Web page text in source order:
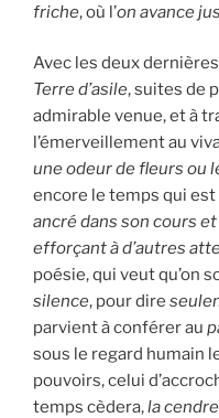
friche, où l’on avance
Avec les deux
Terre d’asile, suites de
admirable venue, et à
l’émerveillement au
une odeur de fleurs ou
encore le temps qui
ancré dans son cours
efforçant à d’autres
poésie, qui veut qu’on
silence, pour dire
parvient à conférer au
sous le regard humain
pouvoirs, celui
temps cèdera,la